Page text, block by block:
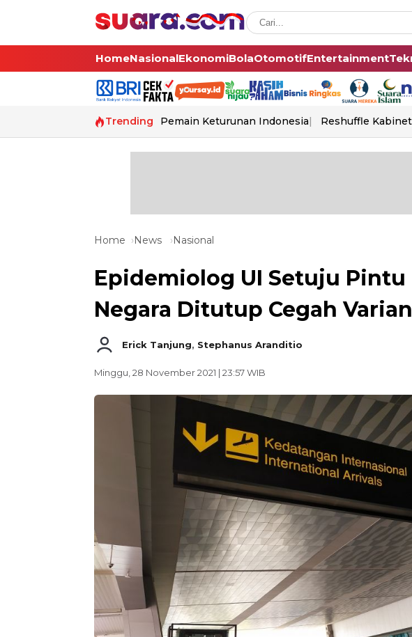
HomeNasionalEkonomiBolaOtomotifEntertainment
Trending Pemain Keturunan Indonesia Reshuffle Kabinet
Home News Nasional
Epidemiolog UI Setuju Pintu
Negara Ditutup Cegah
Erick Tanjung, Stephanus Aranditio
Minggu, 28 November 2021 | 23:57 WIB